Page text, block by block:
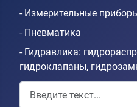
- Измерительные
- Пневматика
- Гидравлика:
гидроклапаны,
Пошук по сайту